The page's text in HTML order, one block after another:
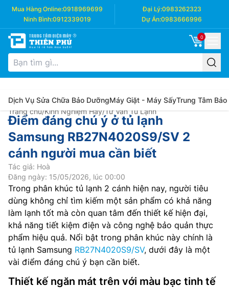
Mua Hàng Online:0918969699 Đại Lý:0983262323
Ninh Bình:0912339019 Dự Án:0983666996
0
Dịch Vụ Sửa Chữa Bảo DưỡngMáy Giặt - Máy SấyTrung Tâm Bảo
Trang chủ/Kinh Nghiệm Hay/Tư Vấn Tủ Lạnh
Điểm đáng chú ý ở tủ lạnh
Samsung RB27N4020S9/SV 2
cánh người mua cần biết
Tác giả: Hoà
Đăng ngày: 15/05/2026, lúc 00:00
Trong phân khúc tủ lạnh 2 cánh hiện nay, người tiêu
dùng không chỉ tìm kiếm một sản phẩm có khả năng
làm lạnh tốt mà còn quan tâm đến thiết kế hiện đại,
khả năng tiết kiệm điện và công nghệ bảo quản thực
phẩm hiệu quả. Nổi bật trong phân khúc này chính là
tủ lạnh Samsung RB27N4020S9/SV, dưới đây là một
vài điểm đáng chú ý bạn cần biết.
Thiết kế ngăn mát trên với màu bạc tinh tế